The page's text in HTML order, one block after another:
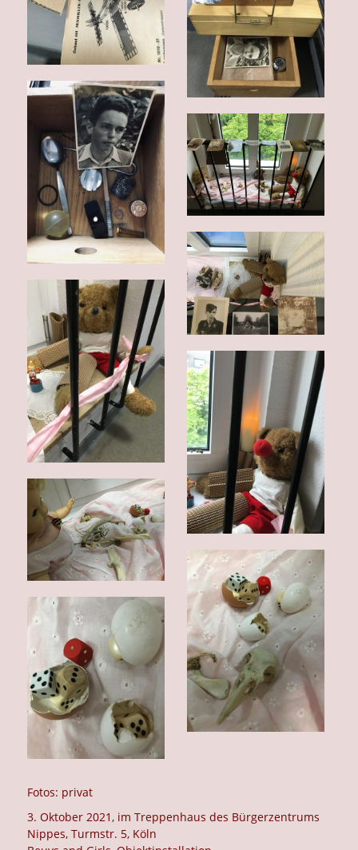
Fotos: privat
3. Oktober 2021, im Treppenhaus des Bürgerzentrums
Nippes, Turmstr. 5, Köln